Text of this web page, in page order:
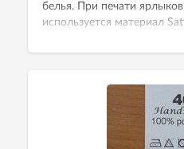
белья. При печати
используется материал
согласования тиража.